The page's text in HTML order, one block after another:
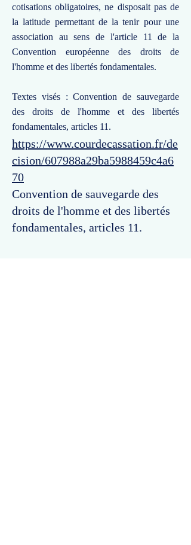
cotisations obligatoires, ne disposait pas de
la latitude permettant de la tenir pour une
association au sens de l'article 11 de la
Convention européenne des droits de
l'homme et des libertés fondamentales.
Textes visés : Convention de sauvegarde
des droits de l'homme et des libertés
fondamentales, articles 11.
https://www.courdecassation.fr/de
cision/607988a29ba5988459c4a6
70
Convention de sauvegarde des
droits de l'homme et des libertés
fondamentales, articles 11.